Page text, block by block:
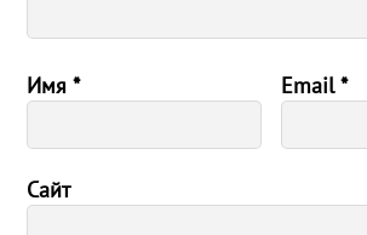
Имя* Email*
Сайт